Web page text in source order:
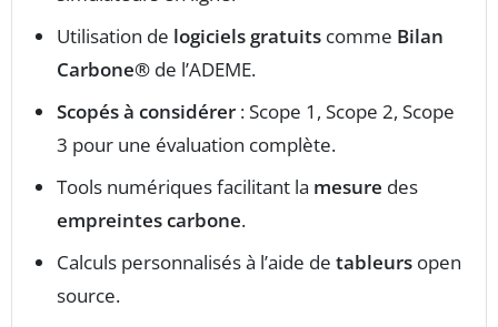
Utilisation de logiciels gratuits comme Bilan
Carbone® de l’ADEME.
Scopés à considérer : Scope 1, Scope 2, Scope
3 pour une évaluation complète.
Tools numériques facilitant la mesure des
empreintes carbone.
Calculs personnalisés à l’aide de tableurs open
source.